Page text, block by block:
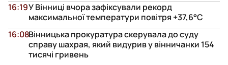
У Вінниці вчора зафіксували рекорд
максимальної температури повітря +37,6°С
16:19
Вінницька прокуратура скерувала до суду
справу шахрая, який видурив у вінничанки 154
тисячі гривень
16:08